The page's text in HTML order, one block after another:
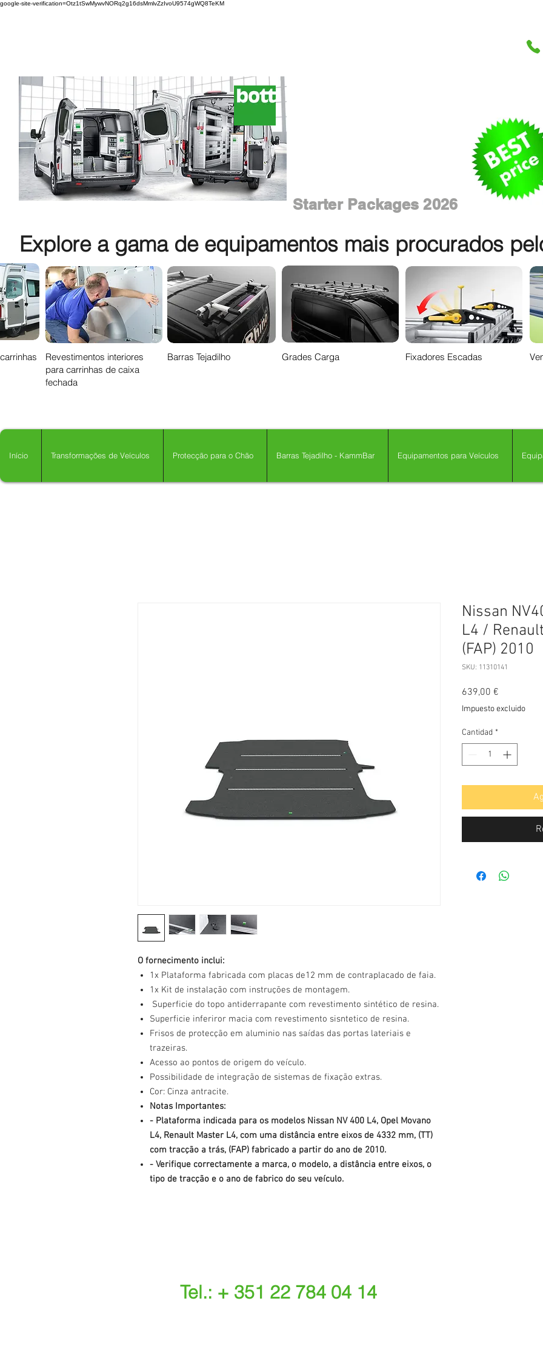
google-site-verification=Otz1tSwMywvNORq2g16dsMmlvZzIvoU9574gWQ8TeKM
Starter Packages 2026
Explore a gama de equipamentos mais procurados
Revestimentos interiores
para carrinhas de caixa
fechada
Barras Tejadilho Grades Carga Fixadores Escadas
Início Transformações de Veículos Protecção para o Chão Barras Tejadilho - KammBar Equipamentos para Veículos
O fornecimento inclui:
1x Plataforma fabricada com placas de12 mm de contraplacado de faia.
1x Kit de instalação com instruções de montagem.
Superficie do topo antiderrapante com revestimento sintético de resina.
Superficie inferiror macia com revestimento sisntetico de resina.
Frisos de protecção em aluminio nas saídas das portas lateriais e
trazeiras.
Acesso ao pontos de origem do veículo.
Possibilidade de integração de sistemas de fixação extras.
Cor: Cinza antracite.
Notas Importantes:
- Plataforma indicada para os modelos Nissan NV 400 L4, Opel Movano
L4, Renault Master L4, com uma distância entre eixos de 4332 mm, (TT)
com tracção a trás, (FAP) fabricado a partir do ano de 2010.
- Verifique correctamente a marca, o modelo, a distância entre eixos, o
tipo de tracção e o ano de fabrico do seu veículo.
Nissan
L4 /
(FAP) 2010
SKU: 11310141
639,00 €
Impuesto excluido
Cantidad *
Tel.: + 351 22 784 04 14